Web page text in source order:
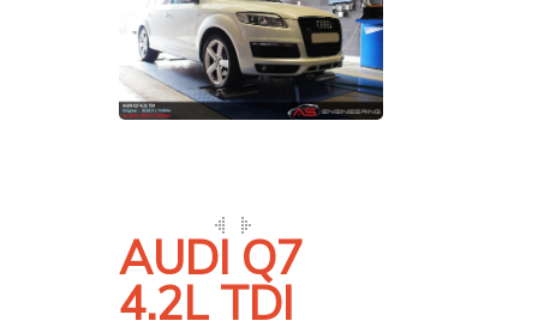
AUDI Q7
4.2L TDI